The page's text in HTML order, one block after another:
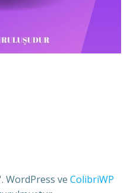
WordPress ve ColibriWP